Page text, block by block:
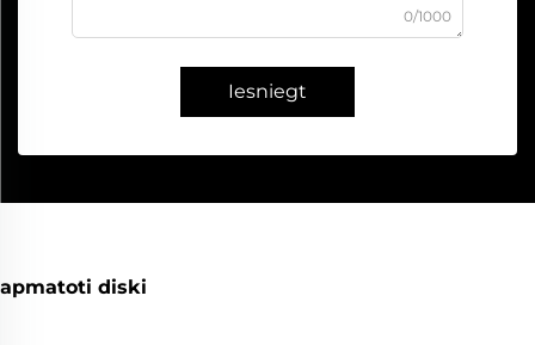
0/1000
Iesniegt
apmatoti diski